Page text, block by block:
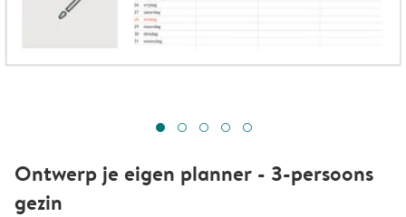
Ontwerp je eigen planner - 3-persoons
gezin